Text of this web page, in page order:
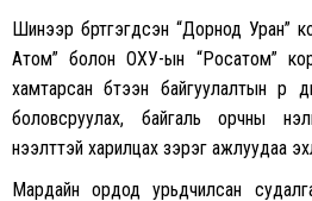
Шинээр бүртгэгдсэн “Дорнод Уран”
Атом” болон ОХУ-ын “Росатом”
хамтарсан бүтээн байгуулалтын
боловсруулах, байгаль орчны
нээлттэй харилцах зэрэг ажлуудаа
Мардайн ордод урьдчилсан